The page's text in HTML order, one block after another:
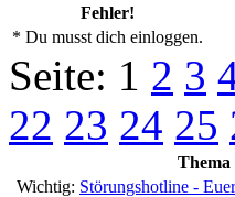
Fehler!
* Du musst dich einloggen.
Seite: 1 2 3
22 23 24 25
Thema
Wichtig: Störungshotline -